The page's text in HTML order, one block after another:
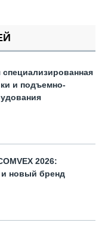
и подъемно-
2026:
новый бренд